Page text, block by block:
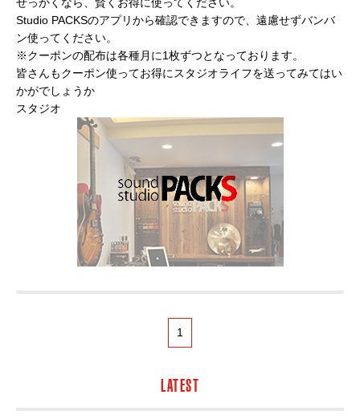
せっかくなら、賢くお得に使ってください。
Studio PACKSのアプリから確認できますので、遠慮せずバンバ
ン使ってください。
※クーポンの配布は各種月に1枚ずつとなっております。
皆さんもクーポン使ってお得にスタジオライフを送ってみてはい
かがでしょうか
スタジオ
1
LATEST